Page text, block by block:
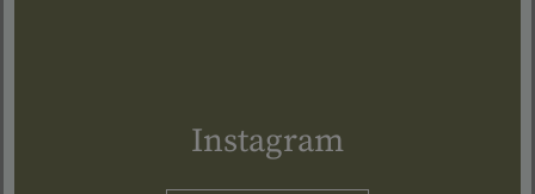
Instagram